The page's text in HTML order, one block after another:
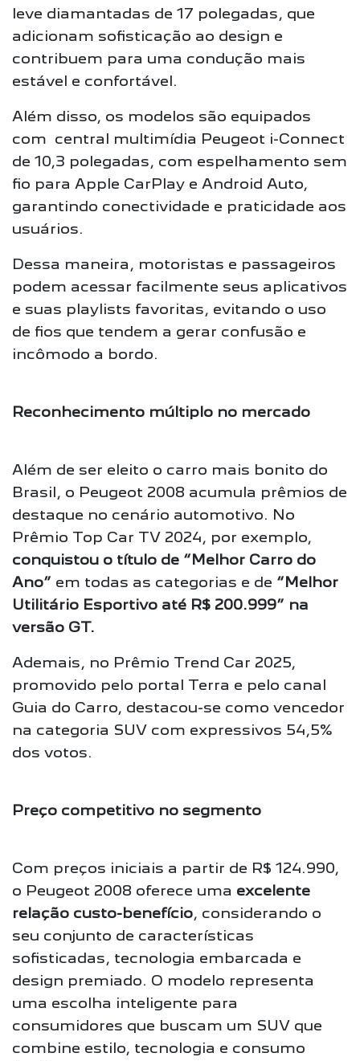
leve diamantadas de 17 polegadas, que
adicionam sofisticação ao design e
contribuem para uma condução mais
estável e confortável.
Além disso, os modelos são equipados
com central multimídia Peugeot i-Connect
de 10,3 polegadas, com espelhamento sem
fio para Apple CarPlay e Android Auto,
garantindo conectividade e praticidade aos
usuários.
Dessa maneira, motoristas e passageiros
podem acessar facilmente seus aplicativos
e suas playlists favoritas, evitando o uso
de fios que tendem a gerar confusão e
incômodo a bordo.
Reconhecimento múltiplo no mercado
Além de ser eleito o carro mais bonito do
Brasil, o Peugeot 2008 acumula prêmios de
destaque no cenário automotivo. No
Prêmio Top Car TV 2024, por exemplo,
conquistou o título de “Melhor Carro do
Ano” em todas as categorias e de “Melhor
Utilitário Esportivo até R$ 200.999” na
versão GT.
Ademais, no Prêmio Trend Car 2025,
promovido pelo portal Terra e pelo canal
Guia do Carro, destacou-se como vencedor
na categoria SUV com expressivos 54,5%
dos votos.
Preço competitivo no segmento
Com preços iniciais a partir de R$ 124.990,
o Peugeot 2008 oferece uma excelente
relação custo-benefício, considerando o
seu conjunto de características
sofisticadas, tecnologia embarcada e
design premiado. O modelo representa
uma escolha inteligente para
consumidores que buscam um SUV que
combine estilo, tecnologia e consumo